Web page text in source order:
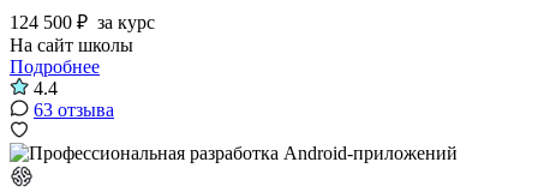
124 500 ₽ за курс
На сайт школы
Подробнее
4.4
63 отзыва